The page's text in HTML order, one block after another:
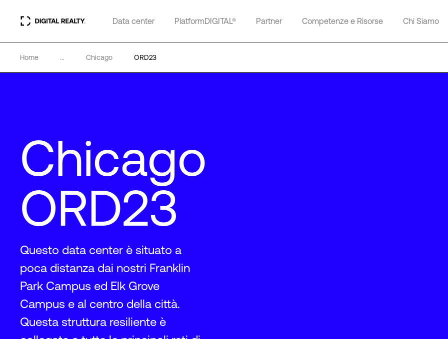
Data center PlatformDIGITAL® Partner Competenze e Risorse Chi Siamo
Home ... Chicago ORD23
Chicago
ORD23
Questo data center è situato a
poca distanza dai nostri Franklin
Park Campus ed Elk Grove
Campus e al centro della città.
Questa struttura resiliente è